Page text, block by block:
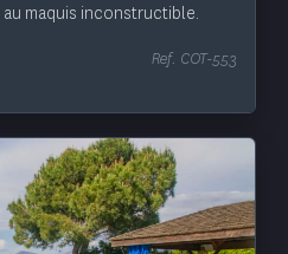
maquis inconstructible.
Ref. COT-553